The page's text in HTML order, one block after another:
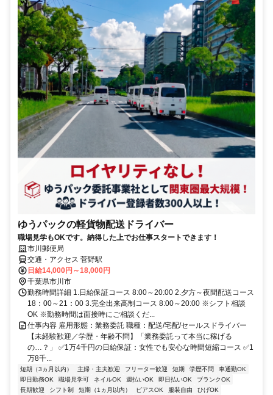
ゆうパックの軽貨物配送ドライバー
職場見学もOKです。納得した上でお仕事スタートできます！
市川郵便局
交通・アクセス 菅野駅
日給14,000円～18,000円
千葉県市川市
勤務時間詳細 1.日給保証コース 8:00～20:00 2.夕方～夜間配送コース
18：00～21：00 3.完全出来高制コース 8:00～20:00 ※シフト相談
OK ※勤務時間は面接時にご相談くだ...
仕事内容 雇用形態：業務委託 職種：配送/宅配/セールスドライバー
【未経験歓迎／学歴・年齢不問】「業務委託って本当に稼げる
の…？」 ✅1万4千円の日給保証：女性でも安心な時間短縮コース ✅1
万8千...
短期（3ヵ月以内） 主婦・主夫歓迎 フリーター歓迎 短期 学歴不問
車通勤OK
即日勤務OK
職場見学可 ネイルOK 週払いOK 即日払いOK
ブランクOK
長期歓迎
シフト制 短期（1ヵ月以内） ピアスOK 服装自由
ひげOK